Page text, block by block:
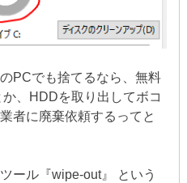
PCでも捨てるなら、無料
、HDDを取り出してボコ
者に廃棄依頼するってと
ール『wipe-out』 という